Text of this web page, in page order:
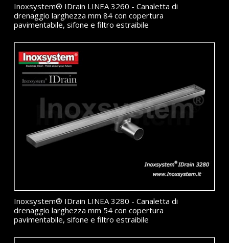
Inoxsystem® IDrain LINEA 3260 - Canaletta di
drenaggio larghezza mm 84 con copertura
pavimentabile, sifone e filtro estraibile
Inoxsystem® IDrain LINEA 3280 - Canaletta di
drenaggio larghezza mm 54 con copertura
pavimentabile, sifone e filtro estraibile